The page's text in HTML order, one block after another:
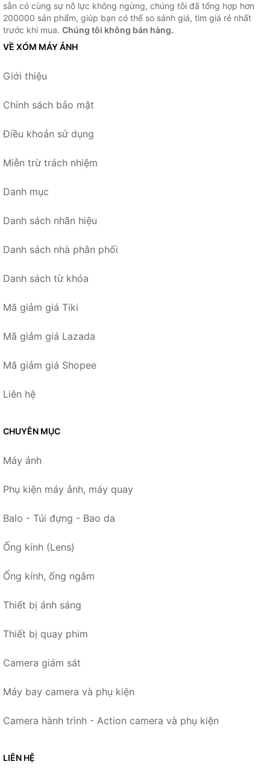
sẵn có cùng sự nỗ lực không ngừng, chúng tôi đã tổng hợp hơn
200000 sản phẩm, giúp bạn có thể so sánh giá, tìm giá rẻ nhất
trước khi mua. Chúng tôi không bán hàng.
VỀ XÓM MÁY ẢNH
Giới thiệu
Chính sách bảo mật
Điều khoản sử dụng
Miễn trừ trách nhiệm
Danh mục
Danh sách nhãn hiệu
Danh sách nhà phân phối
Danh sách từ khóa
Mã giảm giá Tiki
Mã giảm giá Lazada
Mã giảm giá Shopee
Liên hệ
CHUYÊN MỤC
Máy ảnh
Phụ kiện máy ảnh, máy quay
Balo - Túi đựng - Bao da
Ống kính (Lens)
Ống kính, ống ngắm
Thiết bị ánh sáng
Thiết bị quay phim
Camera giám sát
Máy bay camera và phụ kiện
Camera hành trình - Action camera và phụ kiện
LIÊN HỆ